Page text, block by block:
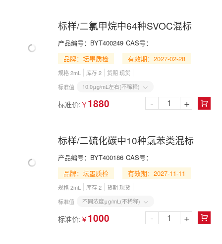
标样/二氯甲烷中64种SVOC混标
产品编号： BYT400249 CAS号：
品牌：坛墨质检
有效期：2027-02-28
规格 2mL 库存 2
货期 现货
标准值
10.0μg/mL左右(不稀释) 
标准价: ￥ 1880 
- +
标样/二硫化碳中10种氯苯类混标
产品编号： BYT400186 CAS号：
品牌：坛墨质检
有效期：2027-11-11
规格 2mL 库存 2
货期 现货
标准值
不同浓度μg/mL(不稀释) 
标准价: ￥ 1000 
- +